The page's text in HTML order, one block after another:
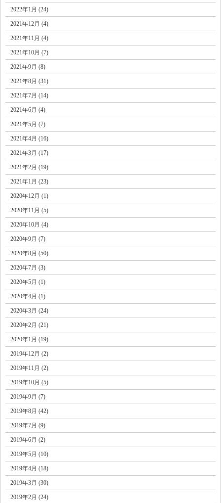
2022年1月 (24)
2021年12月 (4)
2021年11月 (4)
2021年10月 (7)
2021年9月 (8)
2021年8月 (31)
2021年7月 (14)
2021年6月 (4)
2021年5月 (7)
2021年4月 (16)
2021年3月 (17)
2021年2月 (19)
2021年1月 (23)
2020年12月 (1)
2020年11月 (5)
2020年10月 (4)
2020年9月 (7)
2020年8月 (50)
2020年7月 (3)
2020年5月 (1)
2020年4月 (1)
2020年3月 (24)
2020年2月 (21)
2020年1月 (19)
2019年12月 (2)
2019年11月 (2)
2019年10月 (5)
2019年9月 (7)
2019年8月 (42)
2019年7月 (9)
2019年6月 (2)
2019年5月 (10)
2019年4月 (18)
2019年3月 (30)
2019年2月 (24)